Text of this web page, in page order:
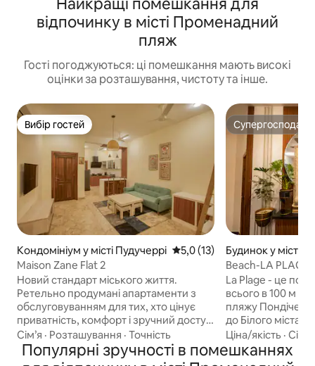
відпочинку в місті Променадний
пляж
Гості погоджуються: ці помешкання мають високі
оцінки за розташування, чистоту та інше.
Вибір гостей
Вибір гостей
Кондомініум у місті Пудучеррі Середня оцінка: 5,0 з 5,
5,0 (13)
Maison Zane Flat 2
Новий стандарт міського життя.
Ретельно продумані апартаменти з
обслуговуванням для тих, хто цінує
приватність, комфорт і зручний доступ
до найкращих місць у місті.✨ Повністю
обладнані дизайнерські помешкання
🏙 Найкращі розташування🛎 Послуги
Сім’я · Розташування · Точність
Супергосподар
Супергосподар
Будинок у місті
Beach-LA PLAGE,
до
La Plage - це
всього в 100 м (3
пляжу Пондічеррі
до Білого міста🏖️. Відпочиньте
приватному
яскравий бар
проектор зі
Ціна/якість ·Сім’я
Популярні зручності в помешканнях